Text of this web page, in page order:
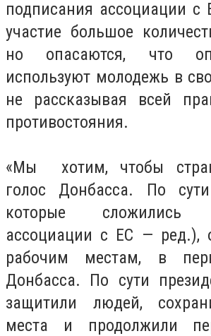
подписания ассоциации с
участие большое
но опасаются, что
используют молодежь в
не рассказывая всей
противостояния.
«Мы хотим, чтобы
голос Донбасса. По
которые сложились
ассоциации с ЕС — ред.),
рабочим местам, в
Донбасса. По сути
защитили людей,
места и продолжили